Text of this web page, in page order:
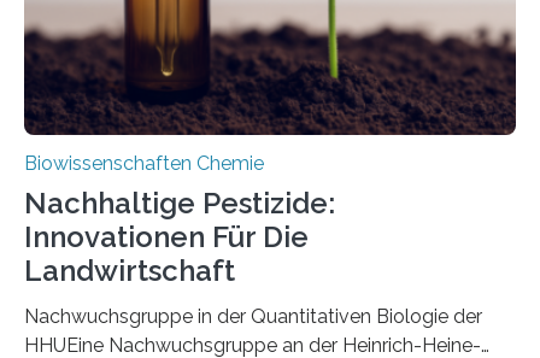
Biowissenschaften Chemie
Nachhaltige Pestizide:
Innovationen Für Die
Landwirtschaft
Nachwuchsgruppe in der Quantitativen Biologie der
HHUEine Nachwuchsgruppe an der Heinrich-Heine-